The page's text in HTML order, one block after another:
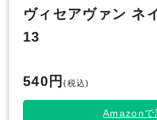
ヴィセアヴァン ネ
13
540円(税込)
Amazonで